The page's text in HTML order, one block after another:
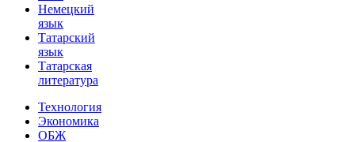
Немецкий
язык
Татарский
язык
Татарская
литература
Технология
Экономика
ОБЖ